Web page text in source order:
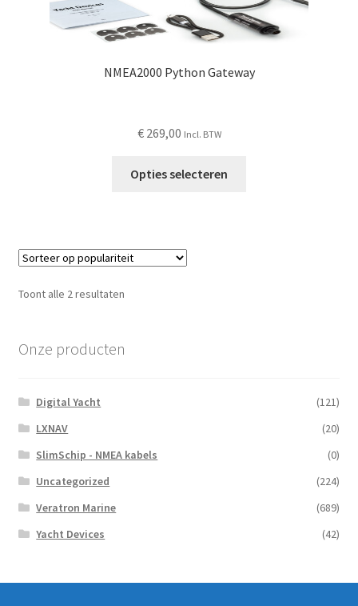
gekozen
worden
de
NMEA2000 Python Gateway
€269,00 Incl. BTW
Opties selecteren
productpagina
Toont alle 2 resultatenGesorteerd
Onze producten
Digital Yacht
(121)
LXNAV
(20)
SlimSchip - NMEA kabels
(0)
Uncategorized
(224)
Veratron Marine
(689)
Yacht Devices
(42)